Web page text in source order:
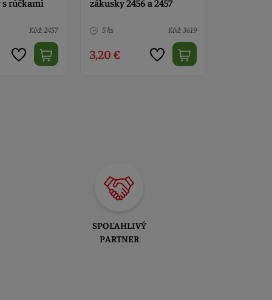
a 2457
Kód: 3619
zákusky 2456 a 2457
6 ks Kód: 3620
5,00 €
SPOĽAHLIVÝ
PARTNER